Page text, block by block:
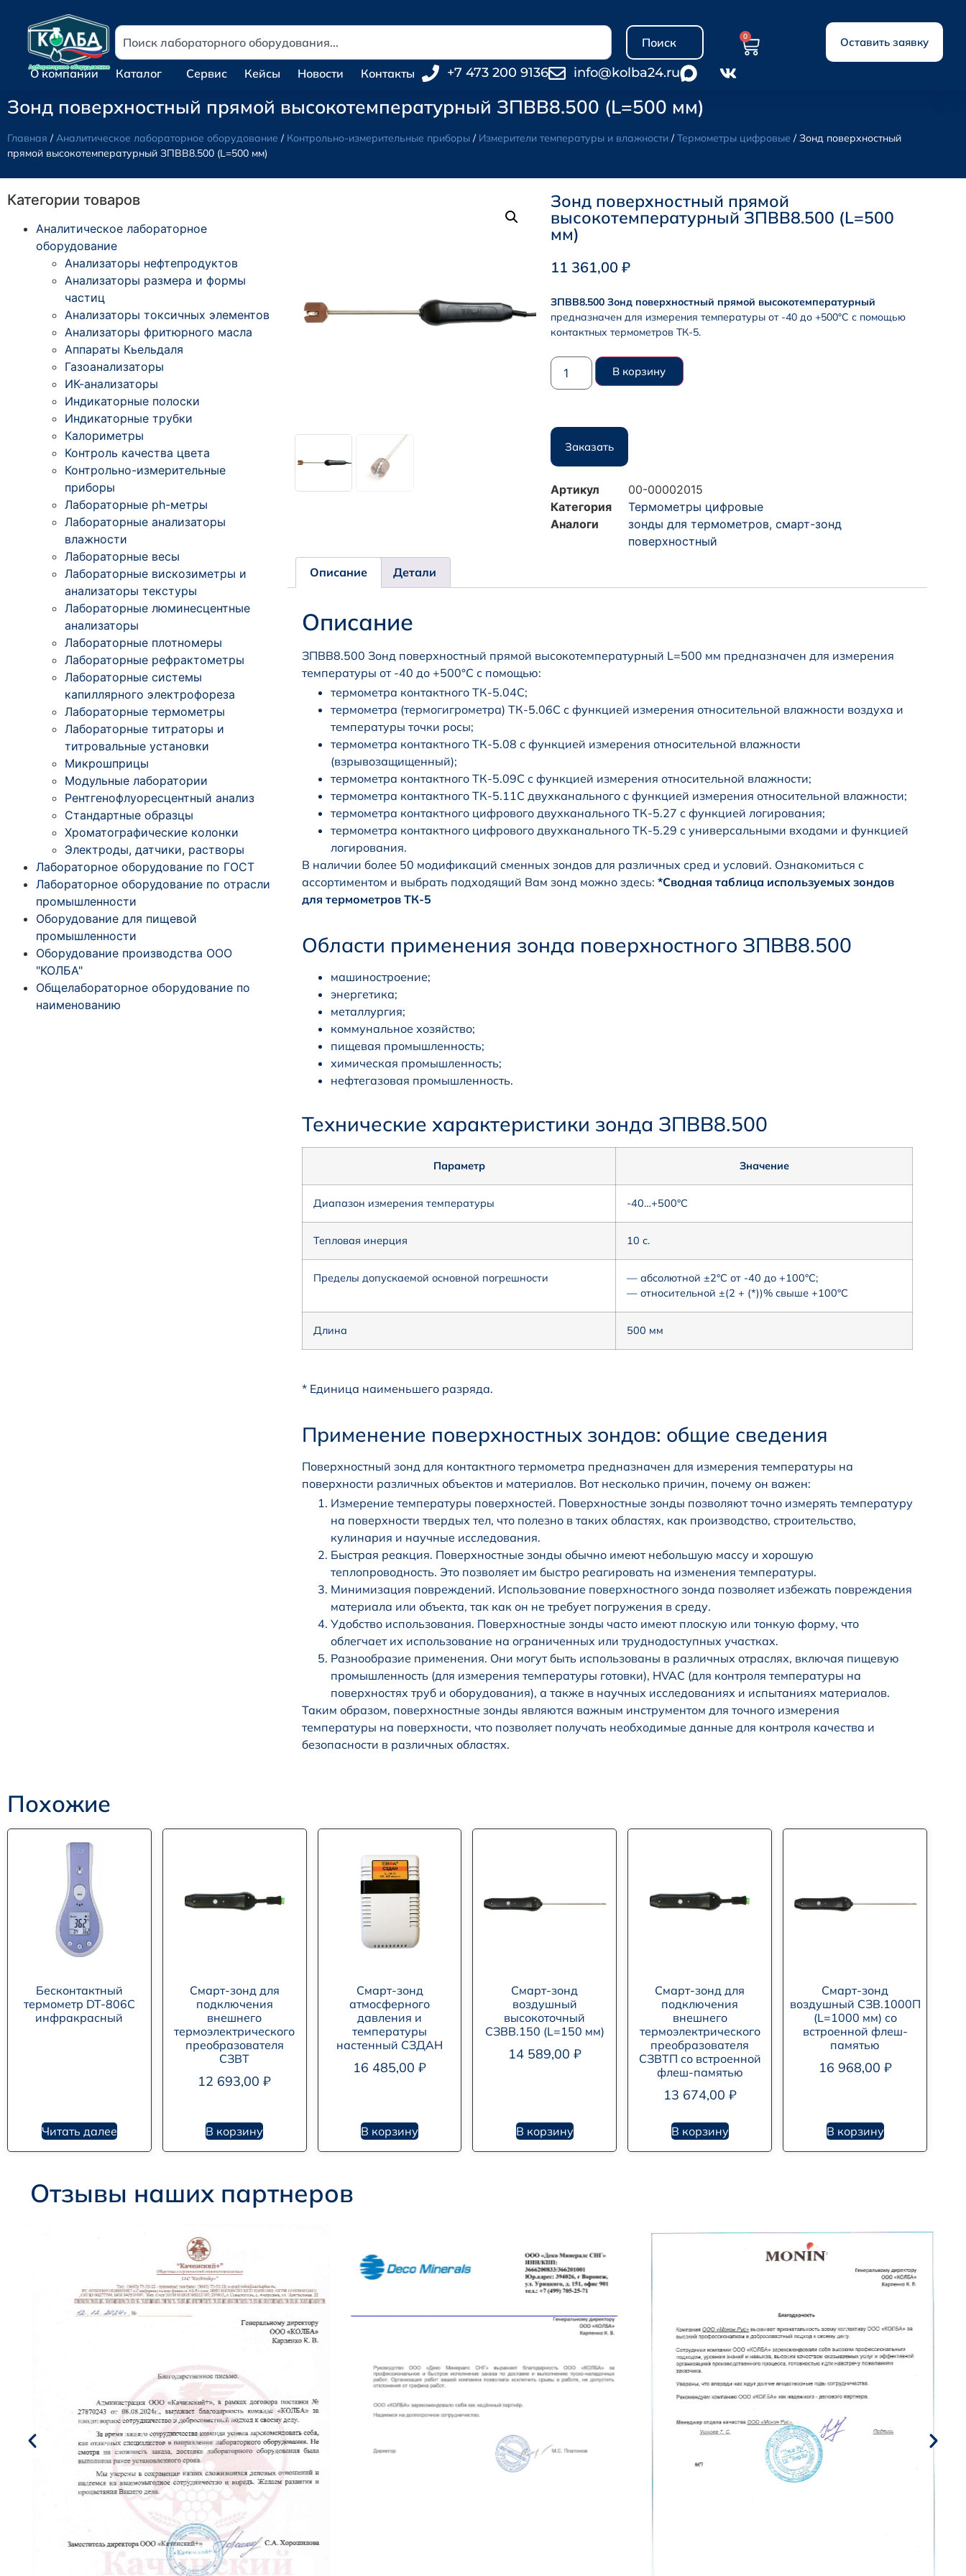
Поиск 0 Оставить заявку
О компании Каталог Сервис Кейсы Новости Контакты +7 473 200 9136 info@kolba24.ru
Зонд поверхностный прямой высокотемпературный ЗПВВ8.500 (L=500 мм)
Главная /Аналитическое лабораторное оборудование / Контрольно-измерительные приборы / Измерители температуры и влажности /Термометры цифровые / Зонд поверхностный
прямой высокотемпературный ЗПВВ8.500 (L=500 мм)
Категории товаров
Аналитическое лабораторное
оборудование
Анализаторы нефтепродуктов
Анализаторы размера и формы
частиц
Анализаторы токсичных элементов
Анализаторы фритюрного масла
Аппараты Кьельдаля
Газоанализаторы
ИК-анализаторы
Индикаторные полоски
Индикаторные трубки
Калориметры
Контроль качества цвета
Контрольно-измерительные
приборы
Лабораторные ph-метры
Лабораторные анализаторы
влажности
Лабораторные весы
Лабораторные вискозиметры и
анализаторы текстуры
Лабораторные люминесцентные
анализаторы
Лабораторные плотномеры
Лабораторные рефрактометры
Лабораторные системы
капиллярного электрофореза
Лабораторные термометры
Лабораторные титраторы и
титровальные установки
Микрошприцы
Модульные лаборатории
Рентгенофлуоресцентный анализ
Стандартные образцы
Хроматографические колонки
Электроды, датчики, растворы
Лабораторное оборудование по ГОСТ
Лабораторное оборудование по отрасли
промышленности
Оборудование для пищевой
промышленности
Оборудование производства ООО
"КОЛБА"
Общелабораторное оборудование по
наименованию
Зонд поверхностный прямой
высокотемпературный ЗПВВ8.500 (L=500
мм)
11 361,00 ₽
ЗПВВ8.500 Зонд поверхностный прямой высокотемпературный
предназначен для измерения температуры от -40 до +500°С с помощью
контактных термометров ТК-5.
В корзину
Заказать
Артикул
00-00002015
Категория
Термометры цифровые
Аналоги
зонды для термометров, смарт-зонд
поверхностный
Описание Детали
Описание
ЗПВВ8.500 Зонд поверхностный прямой высокотемпературный L=500 мм предназначен для измерения
температуры от -40 до +500°С с помощью:
термометра контактного ТК-5.04С;
термометра (термогигрометра) ТК-5.06С с функцией измерения относительной влажности воздуха и
температуры точки росы;
термометра контактного ТК-5.08 с функцией измерения относительной влажности
(взрывозащищенный);
термометра контактного ТК-5.09С с функцией измерения относительной влажности;
термометра контактного ТК-5.11С двухканального с функцией измерения относительной влажности;
термометра контактного цифрового двухканального ТК-5.27 с функцией логирования;
термометра контактного цифрового двухканального ТК-5.29 с универсальными входами и функцией
логирования.
В наличии более 50 модификаций сменных зондов для различных сред и условий. Ознакомиться с
ассортиментом и выбрать подходящий Вам зонд можно здесь: *Сводная таблица используемых зондов
для термометров ТК-5
Области применения зонда поверхностного ЗПВВ8.500
машиностроение;
энергетика;
металлургия;
коммунальное хозяйство;
пищевая промышленность;
химическая промышленность;
нефтегазовая промышленность.
Технические характеристики зонда ЗПВВ8.500
Параметр Значение
Диапазон измерения температуры -40…+500°С
Тепловая инерция 10 с.
Пределы допускаемой основной погрешности
— абсолютной ±2°С от -40 до +100°С;
— относительной ±(2 + (*))% свыше +100°С
Длина 500 мм
* Единица наименьшего разряда.
Применение поверхностных зондов: общие сведения
Поверхностный зонд для контактного термометра предназначен для измерения температуры на
поверхности различных объектов и материалов. Вот несколько причин, почему он важен:
Измерение температуры поверхностей. Поверхностные зонды позволяют точно измерять температуру
на поверхности твердых тел, что полезно в таких областях, как производство, строительство,
кулинария и научные исследования.
Быстрая реакция. Поверхностные зонды обычно имеют небольшую массу и хорошую
теплопроводность. Это позволяет им быстро реагировать на изменения температуры.
Минимизация повреждений. Использование поверхностного зонда позволяет избежать повреждения
материала или объекта, так как он не требует погружения в среду.
Удобство использования. Поверхностные зонды часто имеют плоскую или тонкую форму, что
облегчает их использование на ограниченных или труднодоступных участках.
Разнообразие применения. Они могут быть использованы в различных отраслях, включая пищевую
промышленность (для измерения температуры готовки), HVAC (для контроля температуры на
поверхностях труб и оборудования), а также в научных исследованиях и испытаниях материалов.
Таким образом, поверхностные зонды являются важным инструментом для точного измерения
температуры на поверхности, что позволяет получать необходимые данные для контроля качества и
безопасности в различных областях.
Похожие
Бесконтактный
термометр DT-806С
инфракрасный
Читать далее
Смарт-зонд для
подключения
внешнего
термоэлектрического
преобразователя
СЗВТ
12 693,00₽
В корзину
Cмарт-зонд
атмосферного
давления и
температуры
настенный СЗДАН
16 485,00₽
В корзину
Смарт-зонд
воздушный
высокоточный
СЗВВ.150 (L=150 мм)
14 589,00 ₽
В корзину
Смарт-зонд для
подключения
внешнего
термоэлектрического
преобразователя
СЗВТП со встроенной
флеш-памятью
13 674,00 ₽
В корзину
Смарт-зонд
воздушный СЗВ.1000П
(L=1000 мм) со
встроенной флеш-
памятью
16 968,00 ₽
В корзину
Отзывы наших партнеров